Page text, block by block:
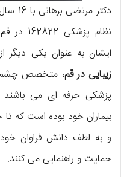
دکتر
نظام
ایشان به عنوان یکی دیگر
زیبایی در قم، متخصص چشم
پزشکی حرفه ای می باشند
بیماران خود بوده است که
و به لطف دانش فراوان خود
حمایت و راهنمایی می کنند.